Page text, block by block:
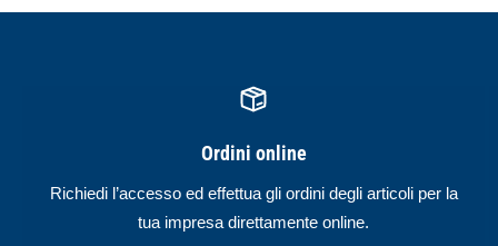
Ordini online
Richiedi l’accesso ed effettua gli ordini degli articoli per la
tua impresa direttamente online.